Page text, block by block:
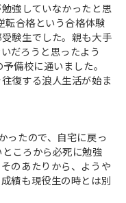
強していなかったと思
転合格という合格体験
験生でした。親も大手
だろうと思ったよう
備校に通いました。
復する浪人生活が始ま
ったので、自宅に戻っ
ころから必死に勉強
のあたりから、ようや
績も現役生の時とは別